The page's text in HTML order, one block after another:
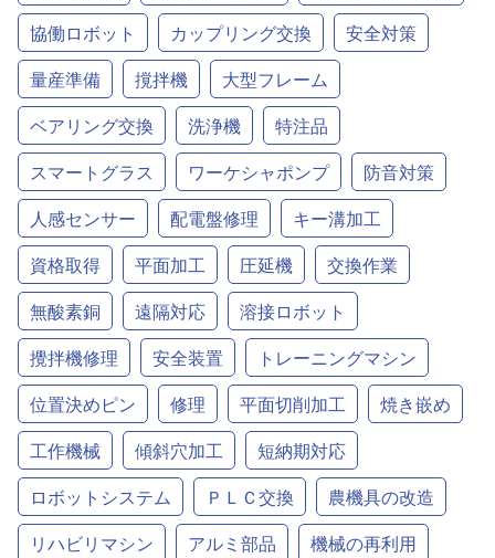
協働ロボット
カップリング交換
安全対策
量産準備
撹拌機
大型フレーム
ベアリング交換
洗浄機
特注品
スマートグラス
ワーケシャポンプ
防音対策
人感センサー
配電盤修理
キー溝加工
資格取得
平面加工 圧延機
交換作業
無酸素銅
遠隔対応
溶接ロボット
攪拌機修理
安全装置
トレーニングマシン
位置決めピン
修理 平面切削加工
焼き嵌め
工作機械
傾斜穴加工
短納期対応
ロボットシステム
ＰＬＣ交換
農機具の改造
リハビリマシン
アルミ部品 機械の再利用